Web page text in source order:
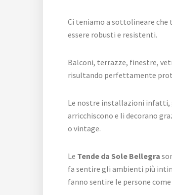
Ci teniamo a sottolineare
essere robusti e resistenti.
Balconi, terrazze, finestre,
risultando perfettamente
Le nostre installazioni infatti,
arricchiscono e li decorano
o vintage.
Le Tende da Sole Bellegra
fa sentire gli ambienti più
fanno sentire le persone come